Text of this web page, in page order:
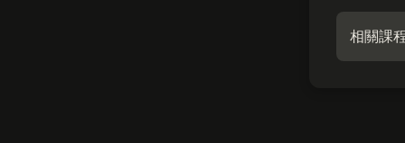
相關課